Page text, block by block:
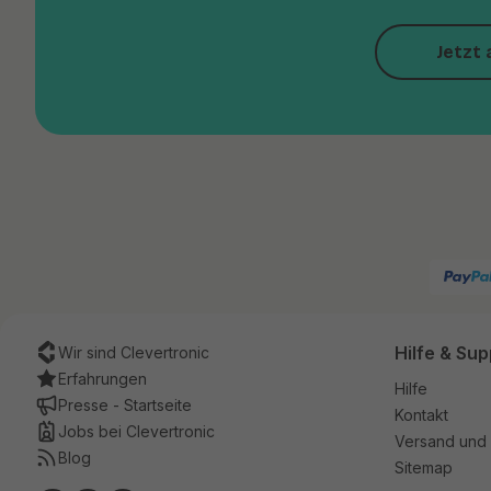
Jetzt
Wir sind Clevertronic
Erfahrungen
Presse - Startseite
Jobs bei Clevertronic
Blog
Hilfe &
Hilfe
Kontakt
Versand
Sitemap